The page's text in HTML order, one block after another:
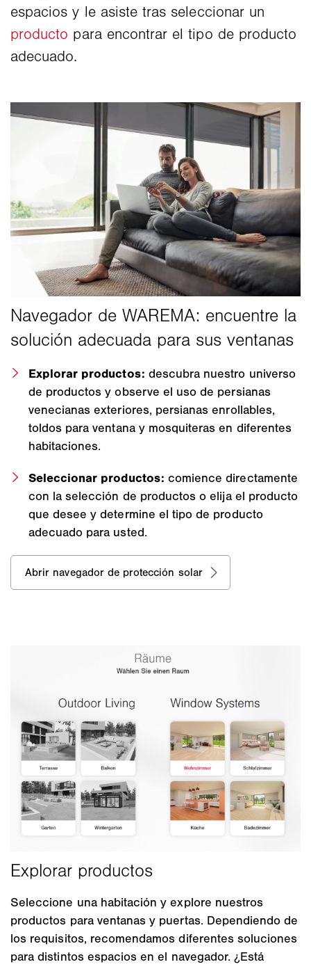
espacios y le asiste tras seleccionar un
producto para encontrar el tipo de producto
adecuado.
Explorar productos: descubra nuestro universo
de productos y observe el uso de persianas
venecianas exteriores, persianas enrollables,
toldos para ventana y mosquiteras en diferentes
habitaciones.
Seleccionar productos: comience directamente
con la selección de productos o elija el producto
que desee y determine el tipo de producto
adecuado para usted.
Seleccione una habitación y explore nuestros
productos para ventanas y puertas. Dependiendo de
los requisitos, recomendamos diferentes soluciones
para distintos espacios en el navegador. ¿Está